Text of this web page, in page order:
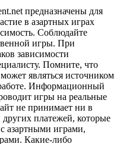
предназначены для
в азартных играх
Соблюдайте
игры. При
зависимости
Помните, что
являться источником
Информационный
игры на реальные
не принимает ни в
платежей, которые
азартными играми,
Какие-либо